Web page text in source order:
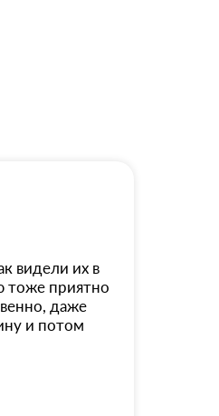
видели их в
тоже приятно
даже
и потом
мы живём
как
к нашей
и